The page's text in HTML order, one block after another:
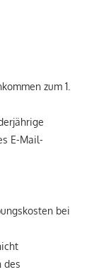
zum 1.
E-Mail-
bei
des